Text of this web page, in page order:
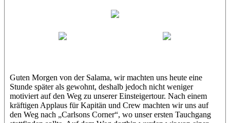
Guten Morgen von der Salama, wir machten uns heute eine
Stunde später als gewohnt, deshalb jedoch nicht weniger
motiviert auf den Weg zu unserer Einsteigertour. Nach einem
kräftigen Applaus für Kapitän und Crew machten wir uns auf
den Weg nach „Carlsons Corner“, wo unser ersten Tauchgang